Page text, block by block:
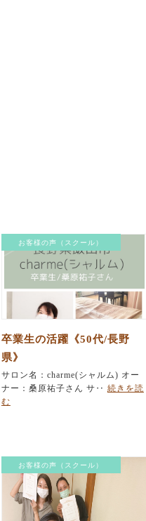
お客様の声（スクール）
卒業生の活躍《50代/長野
県》
サロン名：charme(シャルム) オー
ナー：桑原祐子さん サ‥ 続きを読
む
お客様の声（スクール）